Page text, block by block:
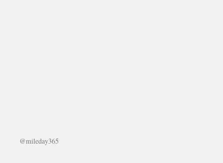
@mileday365